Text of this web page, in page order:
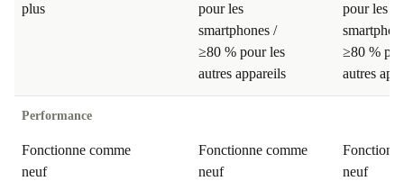
plus
Performance
Fonctionne comme
neuf
pour les
smartphones /
≥80 % pour les
autres appareils
Fonctionne comme
neuf
pour les
≥80 %
autres
neuf